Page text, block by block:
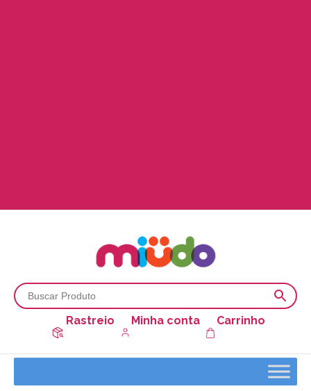
Rastreio Minha conta Carrinho